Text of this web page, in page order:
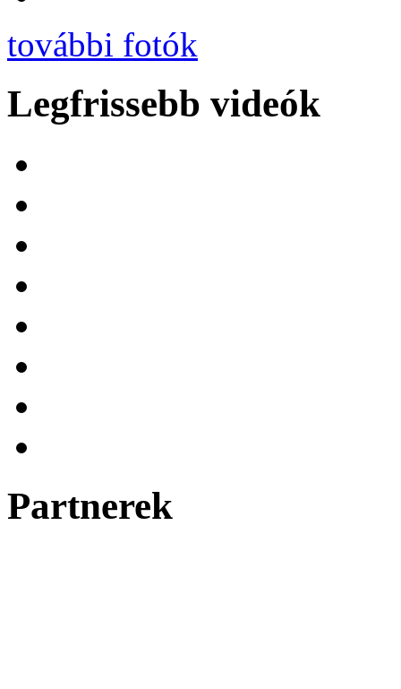
további fotók
Legfrissebb videók
Partnerek